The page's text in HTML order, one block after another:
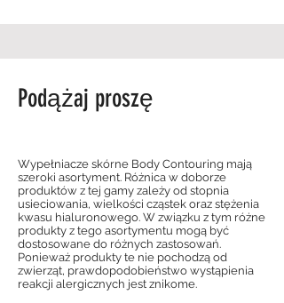
Podążaj proszę
Wypełniacze skórne Body Contouring mają
szeroki asortyment. Różnica w doborze
produktów z tej gamy zależy od stopnia
usieciowania, wielkości cząstek oraz stężenia
kwasu hialuronowego. W związku z tym różne
produkty z tego asortymentu mogą być
dostosowane do różnych zastosowań.
Ponieważ produkty te nie pochodzą od
zwierząt, prawdopodobieństwo wystąpienia
reakcji alergicznych jest znikome.